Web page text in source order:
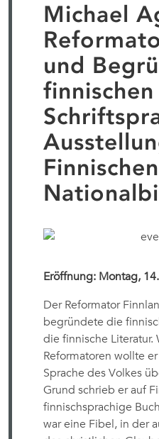
Michael
und
finnischen
Finnischen
Eröffnung: Montag,
Der Reformator
begründete die
die finnische Literatur.
Reformatoren wollte
Sprache des Volkes
Grund schrieb er auf
finnischsprachige
war eine Fibel, in der